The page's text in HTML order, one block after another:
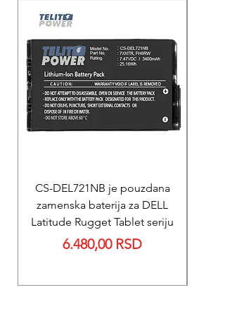
CS-DEL721NB je pouzdana
zamenska baterija za DELL
Latitude Rugget Tablet seriju
Price
6.480,00 RSD